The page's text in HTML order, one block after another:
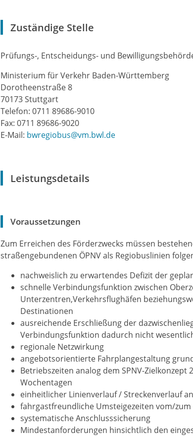
Zuständige Stelle
Prüfungs-, Entscheidungs- und
Ministerium für Verkehr Baden-Württemberg
Dorotheenstraße 8
70173 Stuttgart
Telefon: 0711 89686-9010
Fax: 0711 89686-9020
E-Mail: bwregiobus@vm.bwl.de
Leistungsdetails
Voraussetzungen
Zum Erreichen des Förderzwecks müssen
straßengebundenen ÖPNV als Regiobuslinien
nachweislich zu erwartendes Defizit der
schnelle Verbindungsfunktion zwischen
Unterzentren,Verkehrsflughäfen
Destinationen
ausreichende Erschließung der
Verbindungsfunktion dadurch nicht
regionale Netzwirkung
angebotsorientierte Fahrplangestaltung
Betriebszeiten analog dem SPNV-Zielkonzept
Wochentagen
einheitlicher Linienverlauf / Streckenverlauf
fahrgastfreundliche Umsteigezeiten vom/
systematische Anschlusssicherung
Mindestanforderungen hinsichtlich den